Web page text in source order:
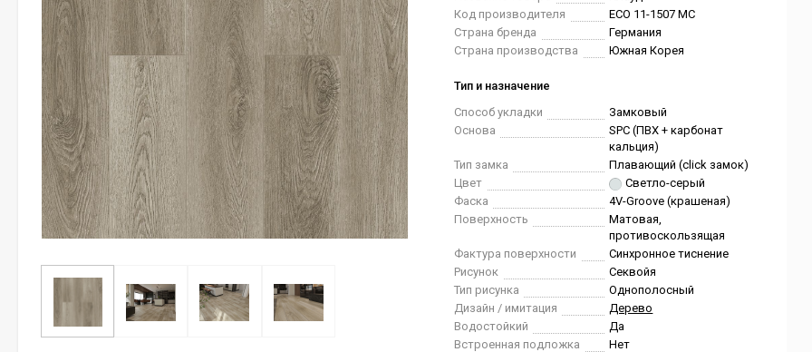
Код производителя
ECO 11-1507 MC
Страна бренда
Германия
Страна производства
Южная Корея
Тип и назначение
Способ укладки
Замковый
Основа
SPC (ПВХ + карбонат
кальция)
Тип замка
Плавающий (click замок)
Цвет
Светло-серый
Фаска
4V-Groove (крашеная)
Поверхность
Матовая,
противоскользящая
Фактура поверхности
Синхронное тиснение
Рисунок
Секвойя
Тип рисунка
Однополосный
Дизайн / имитация
Дерево
Водостойкий
Да
Встроенная подложка
Нет